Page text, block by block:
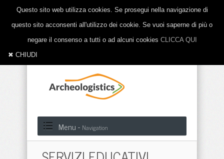
Menu - Navigation
Questo sito web utilizza cookies. Se prosegui nella navigazione di
questo sito acconsenti all'utilizzo dei cookie. Se vuoi saperne di più o
negare il consenso a tutti o ad alcuni cookies CLICCA QUI
✖ CHIUDI